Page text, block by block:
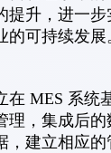
提升，进一
可持续发展
在 MES 系统
理，集成后
，建立相应